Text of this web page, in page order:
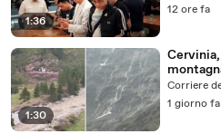
1:36
12 ore fa
1:30
video del
Corriere
1 giorno fa